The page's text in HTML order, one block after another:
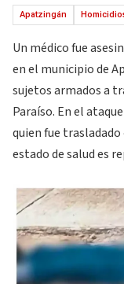
Apatzingán
Un médico fue
en el municipio de
sujetos armados a
Paraíso. En el
quien fue
estado de salud es